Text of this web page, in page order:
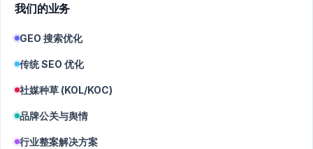
我们的业务
GEO 搜索优化
传统 SEO 优化
社媒种草 (KOL/KOC)
品牌公关与舆情
行业整案解决方案